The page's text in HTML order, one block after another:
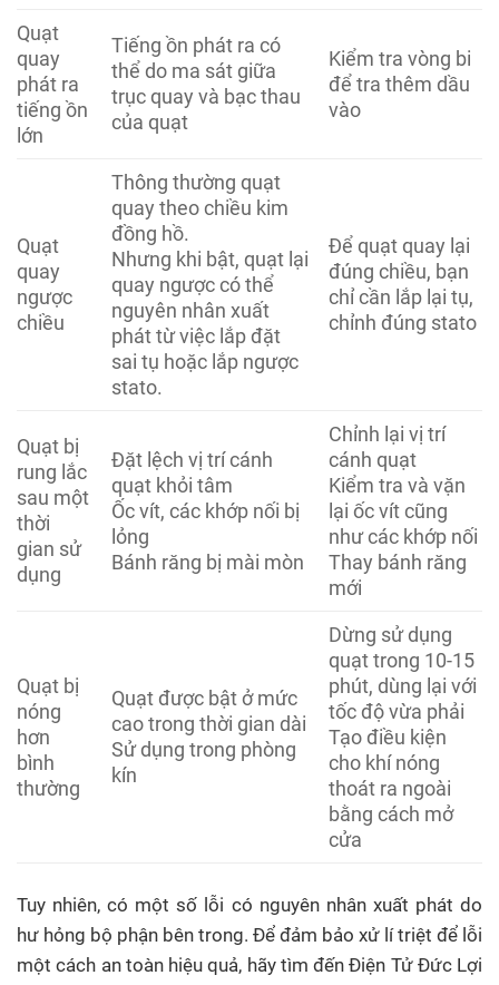
Quạt
quay
phát ra
tiếng ồn
lớn
Tiếng ồn phát ra có
thể do ma sát giữa
trục quay và bạc thau
của quạt
Kiểm tra vòng bi
để tra thêm dầu
vào
Quạt
quay
ngược
chiều
Thông thường quạt
quay theo chiều kim
đồng hồ.
Nhưng khi bật, quạt lại
quay ngược có thể
nguyên nhân xuất
phát từ việc lắp đặt
sai tụ hoặc lắp ngược
stato.
Để quạt quay lại
đúng chiều, bạn
chỉ cần lắp lại tụ,
chỉnh đúng stato
Quạt bị
rung lắc
sau một
thời
gian sử
dụng
Đặt lệch vị trí cánh
quạt khỏi tâm
Ốc vít, các khớp nối bị
lỏng
Bánh răng bị mài mòn
Chỉnh lại vị trí
cánh quạt
Kiểm tra và vặn
lại ốc vít cũng
như các khớp nối
Thay bánh răng
mới
Quạt bị
nóng
hơn
bình
thường
Quạt được bật ở mức
cao trong thời gian dài
Sử dụng trong phòng
kín
Dừng sử dụng
quạt trong 10-15
phút, dùng lại với
tốc độ vừa phải
Tạo điều kiện
cho khí nóng
thoát ra ngoài
bằng cách mở
cửa
Tuy nhiên, có một số lỗi có nguyên nhân xuất phát do
hư hỏng bộ phận bên trong. Để đảm bảo xử lí triệt để lỗi
một cách an toàn hiệu quả, hãy tìm đến Điện Tử Đức Lợi